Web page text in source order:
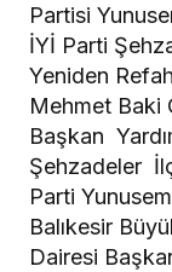
Partisi
İYİ Parti
Yeniden
Mehmet Baki
Başkan
Şehzadeler
Parti
Balıkesir
Dairesi